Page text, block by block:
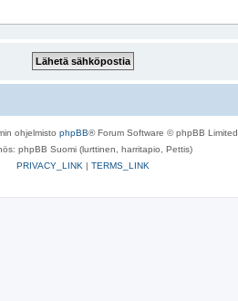
ohjelmisto phpBB® Forum Software © phpBB Limited
phpBB Suomi (lurttinen, harritapio, Pettis)
PRIVACY_LINK | TERMS_LINK